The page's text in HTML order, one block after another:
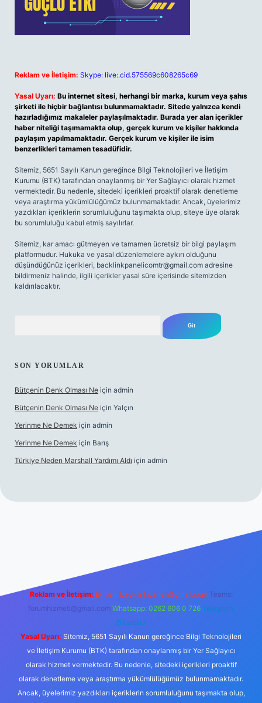
Reklam ve İletişim: Skype: live:.cid.575569c608265c69
Yasal Uyarı: Bu internet sitesi, herhangi bir marka, kurum veya şahıs
şirketi ile hiçbir bağlantısı bulunmamaktadır. Sitede yalnızca kendi
hazırladığımız makaleler paylaşılmaktadır. Burada yer alan içerikler
haber niteliği taşımamakta olup, gerçek kurum ve kişiler hakkında
paylaşım yapılmamaktadır. Gerçek kurum ve kişiler ile isim
benzerlikleri tamamen tesadüfidir.
Sitemiz, 5651 Sayılı Kanun gereğince Bilgi Teknolojileri ve İletişim
Kurumu (BTK) tarafından onaylanmış bir Yer Sağlayıcı olarak hizmet
vermektedir. Bu nedenle, sitedeki içerikleri proaktif olarak denetleme
veya araştırma yükümlülüğümüz bulunmamaktadır. Ancak, üyelerimiz
yazdıkları içeriklerin sorumluluğunu taşımakta olup, siteye üye olarak
bu sorumluluğu kabul etmiş sayılırlar.
Sitemiz, kar amacı gütmeyen ve tamamen ücretsiz bir bilgi paylaşım
platformudur. Hukuka ve yasal düzenlemelere aykırı olduğunu
düşündüğünüz içerikleri, backlinkpanelicomtr@gmail.com adresine
bildirmeniz halinde, ilgili içerikler yasal süre içerisinde sitemizden
kaldırılacaktır.
SON YORUMLAR
Bütçenin Denk Olması Ne için admin
Bütçenin Denk Olması Ne için Yalçın
Yerinme Ne Demek için admin
Yerinme Ne Demek için Barış
Türkiye Neden Marshall Yardımı Aldı için admin
Reklam ve İletişim: E-mail: backlinkpaneli@gmail.com Teams:
forumhizmeti@gmail.com Whatsapp: 0262 606 0 726 Telegram:
@karabul
Yasal Uyarı: Sitemiz, 5651 Sayılı Kanun gereğince Bilgi Teknolojileri
ve İletişim Kurumu (BTK) tarafından onaylanmış bir Yer Sağlayıcı
olarak hizmet vermektedir. Bu nedenle, sitedeki içerikleri proaktif
olarak denetleme veya araştırma yükümlülüğümüz bulunmamaktadır.
Ancak, üyelerimiz yazdıkları içeriklerin sorumluluğunu taşımakta olup,